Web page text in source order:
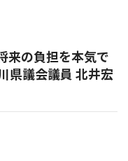
の負担を本気で
議会議員 北井宏